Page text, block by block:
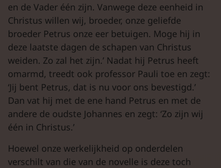
en de Vader één zijn. Vanwege deze eenheid in
Christus willen wij, broeder, onze geliefde
broeder Petrus onze eer betuigen. Moge hij in
deze laatste dagen de schapen van Christus
weiden. Zo zal het zijn.’ Nadat hij Petrus heeft
omarmd, treedt ook professor Pauli toe en zegt:
‘Jij bent Petrus, dat is nu voor ons bevestigd.’
Dan vat hij met de ene hand Petrus en met de
andere de oudste Johannes en zegt: ‘Zo zijn wij
één in Christus.’
Hoewel onze werkelijkheid op onderdelen
verschilt van die van de novelle is deze toch